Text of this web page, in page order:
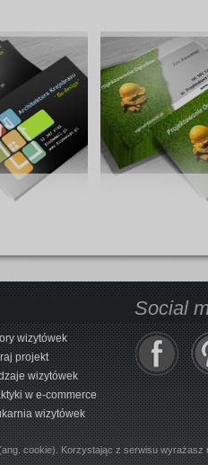
wizytówek
projekt
wizytówek
w e-commerce
wizytówek
Social
cookie). Korzystając z serwisu wyrażasz